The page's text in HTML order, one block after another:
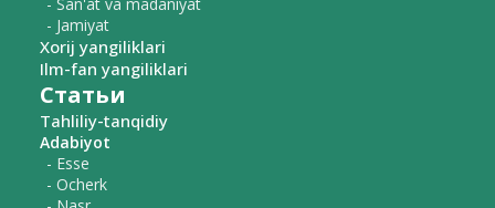
- Jamiyat
Xorij yangiliklari
Ilm-fan yangiliklari
Статьи
Tahliliy-tanqidiy
Adabiyot
- Esse
- Ocherk